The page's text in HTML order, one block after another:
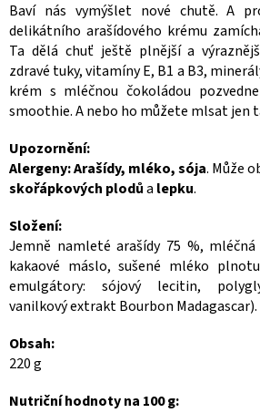
Baví nás vymýšlet nové chutě. A
delikátního arašídového krému
Ta dělá chuť ještě plnější a
zdravé tuky, vitamíny E, B1 a B3,
krém s mléčnou čokoládou
smoothie. A nebo ho můžete mlsat jen
Upozornění:
Alergeny:Arašídy, mléko, sója. Může
skořápkových plodůa lepku.
Složení:
Jemně namleté arašídy 75 %,
kakaové máslo, sušené mléko
emulgátory: sójový lecitin,
vanilkový extrakt Bourbon Madagascar).
Obsah:
220 g
Nutriční hodnoty na 100 g: